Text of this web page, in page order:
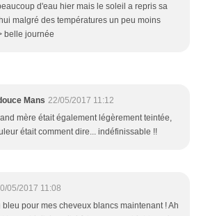
d'eau hier mais le soleil a repris sa
malgré des températures un peu moins
belle journée
Mans 22/05/2017 11:12
mère était également légèrement teintée,
était comment dire... indéfinissable !!
05/2017 11:08
bleu pour mes cheveux blancs maintenant ! Ah